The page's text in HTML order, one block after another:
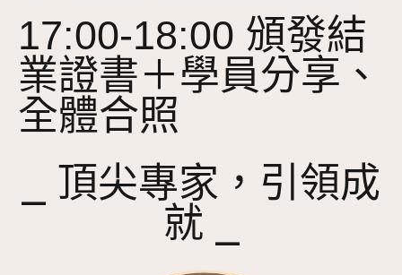
17:00-18:00 頒發結
業證書＋學員分享、
全體合照
⎯ 頂尖專家，引領成
就 ⎯